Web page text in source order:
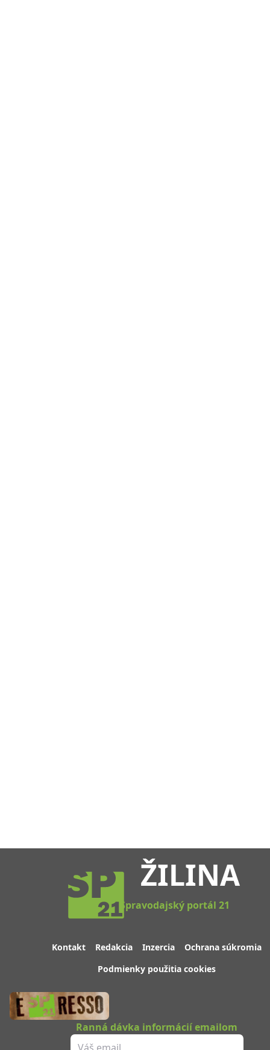
ŽILINA
Spravodajský portál 21
Kontakt Redakcia Inzercia
Ochrana súkromia
Podmienky použitia cookies
Ranná dávka informácií emailom